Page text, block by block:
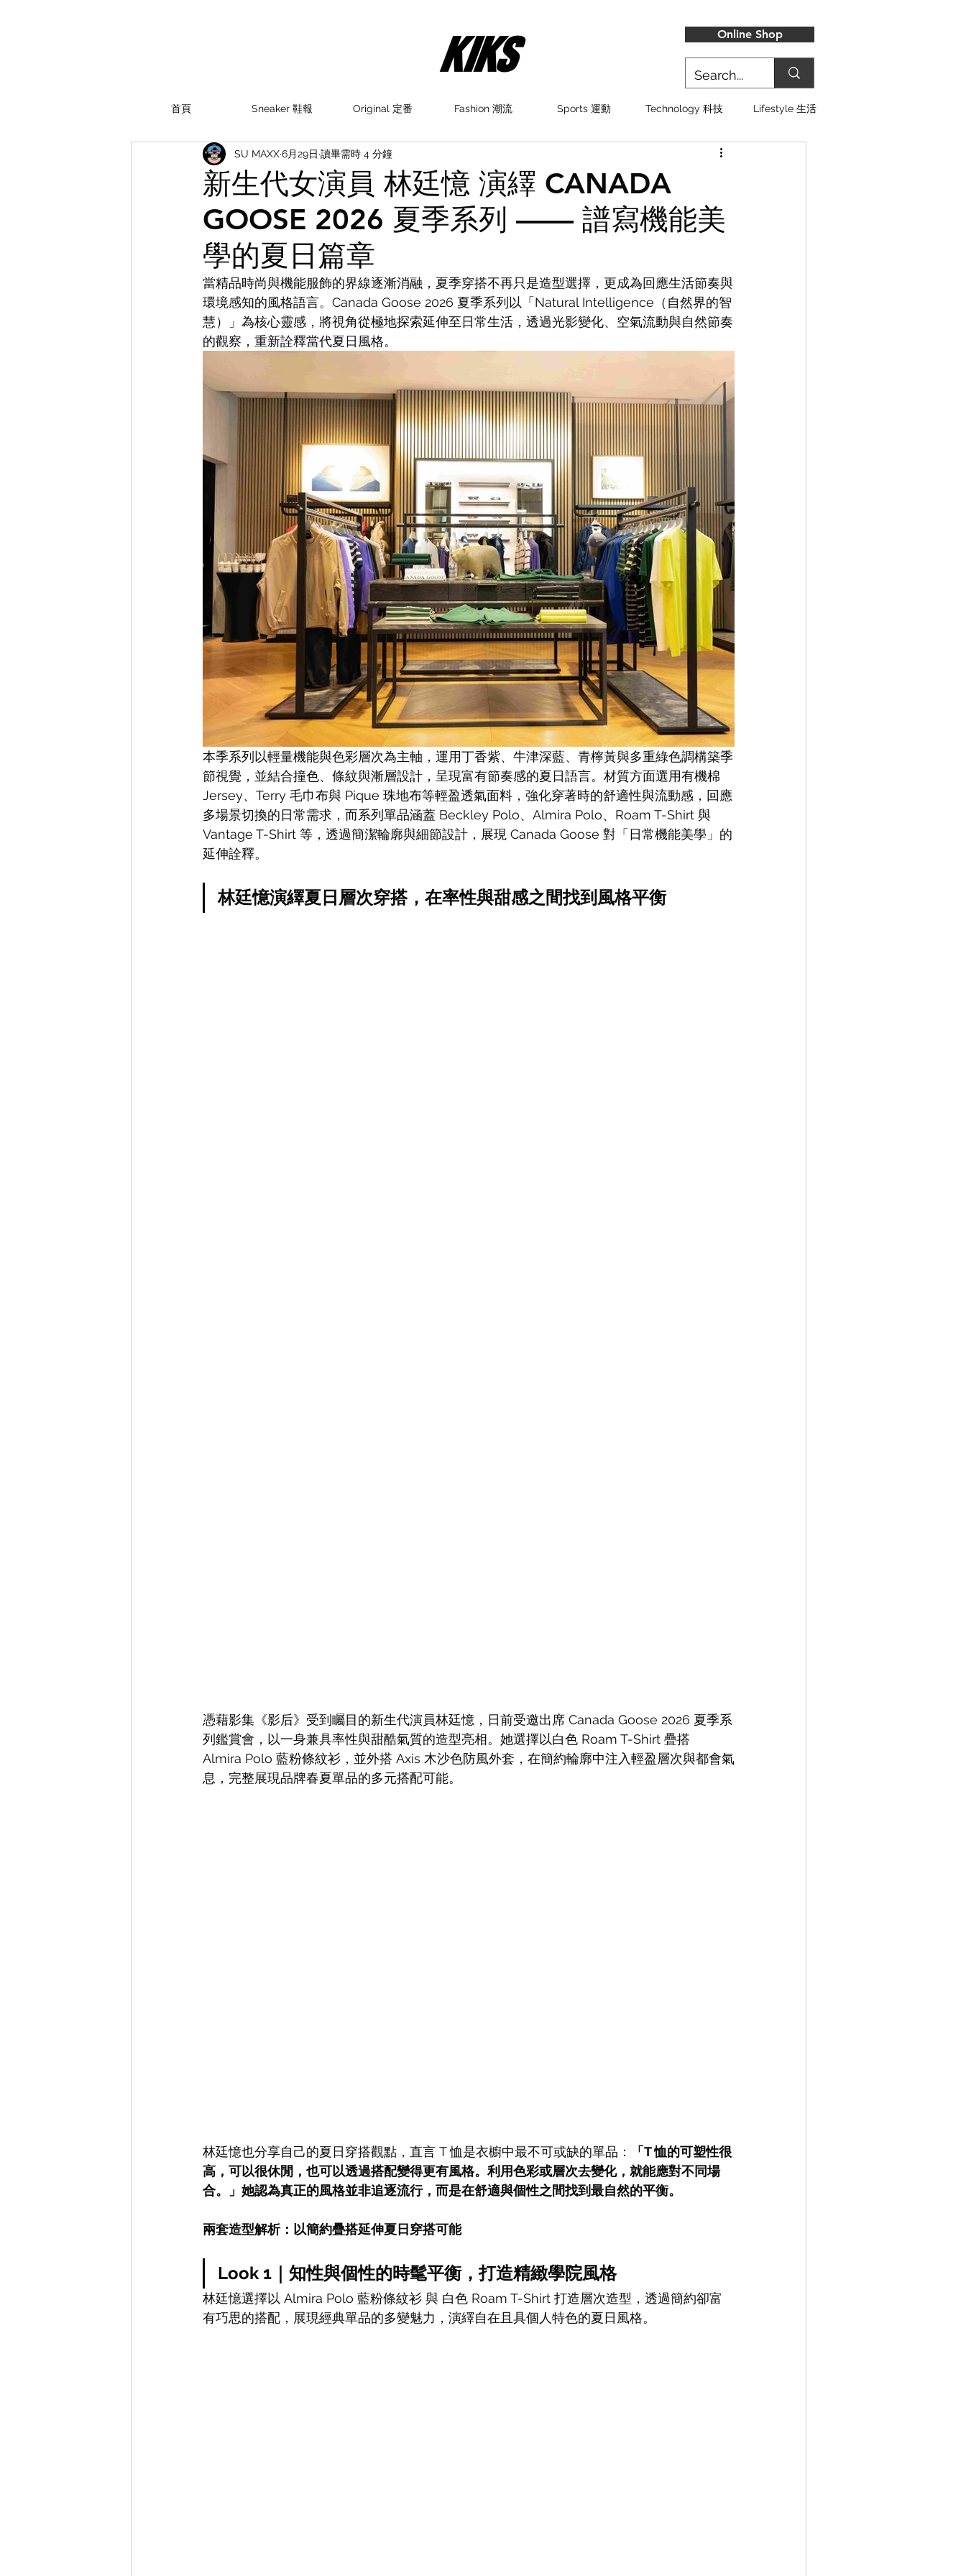
Online Shop
首頁 Sneaker 鞋報 Original 定番 Fashion 潮流 Sports 運動 Technology 科技 Lifestyle 生活
新生代女演員 林廷憶 演繹 CANADA
GOOSE 2026 夏季系列 —— 譜寫機能美
學的夏日篇章
SU MAXX6月29日 讀畢需時 4 分鐘
當精品時尚與機能服飾的界線逐漸消融，夏季穿搭不再只是造型選擇，更成為回應生活節奏與
環境感知的風格語言。Canada Goose 2026 夏季系列以「Natural Intelligence（自然界的智
慧）」為核心靈感，將視角從極地探索延伸至日常生活，透過光影變化、空氣流動與自然節奏
的觀察，重新詮釋當代夏日風格。
本季系列以輕量機能與色彩層次為主軸，運用丁香紫、牛津深藍、青檸黃與多重綠色調構築季
節視覺，並結合撞色、條紋與漸層設計，呈現富有節奏感的夏日語言。材質方面選用有機棉
Jersey、Terry 毛巾布與 Pique 珠地布等輕盈透氣面料，強化穿著時的舒適性與流動感，回應
多場景切換的日常需求，而系列單品涵蓋 Beckley Polo、Almira Polo、Roam T-Shirt 與
Vantage T-Shirt 等，透過簡潔輪廓與細節設計，展現 Canada Goose 對「日常機能美學」的
延伸詮釋。
林廷憶演繹夏日層次穿搭，在率性與甜感之間找到風格平衡
憑藉影集《影后》受到矚目的新生代演員林廷憶，日前受邀出席 Canada Goose 2026 夏季系
列鑑賞會，以一身兼具率性與甜酷氣質的造型亮相。她選擇以白色 Roam T-Shirt 疊搭
Almira Polo 藍粉條紋衫，並外搭 Axis 木沙色防風外套，在簡約輪廓中注入輕盈層次與都會氣
息，完整展現品牌春夏單品的多元搭配可能。
林廷憶也分享自己的夏日穿搭觀點，直言 T 恤是衣櫥中最不可或缺的單品：
「T 恤的可塑性很
高，可以很休閒，也可以透過搭配變得更有風格。利用色彩或層次去變化，就能應對不同場
合。」她認為真正的風格並非追逐流行，而是在舒適與個性之間找到最自然的平衡。
兩套造型解析：以簡約疊搭延伸夏日穿搭可能
Look 1｜知性與個性的時髦平衡，打造精緻學院風格
林廷憶選擇以 Almira Polo 藍粉條紋衫 與 白色 Roam T-Shirt 打造層次造型，透過簡約卻富
有巧思的搭配，展現經典單品的多變魅力，演繹自在且具個人特色的夏日風格。